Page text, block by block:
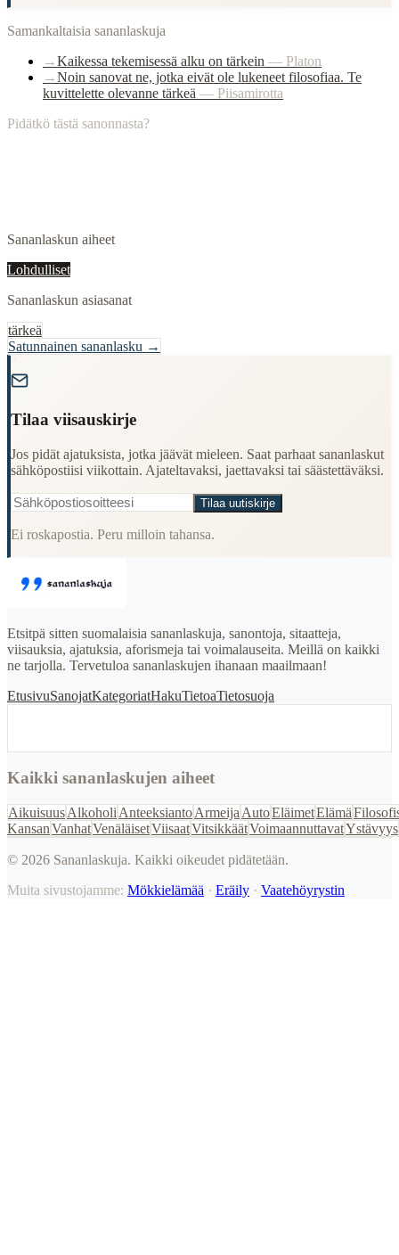
Samankaltaisia sananlaskuja
→Kaikessa tekemisessä alku on tärkein — Platon
→Noin sanovat ne, jotka eivät ole lukeneet filosofiaa. Te
kuvittelette olevanne tärkeä — Piisamirotta
Pidätkö tästä sanonnasta?
Sananlaskun aiheet
Lohdulliset
Sananlaskun asiasanat
tärkeä
Satunnainen sananlasku →
Tilaa viisauskirje
Jos pidät ajatuksista, jotka jäävät mieleen. Saat parhaat sananlaskut
sähköpostiisi viikottain. Ajateltavaksi, jaettavaksi tai säästettäväksi.
Tilaa uutiskirje
Ei roskapostia. Peru milloin tahansa.
Etsitpä sitten suomalaisia sananlaskuja, sanontoja, sitaatteja,
viisauksia, ajatuksia, aforismeja tai voimalauseita. Meillä on kaikki
ne tarjolla. Tervetuloa sananlaskujen ihanaan maailmaan!
EtusivuSanojatKategoriatHakuTietoaTietosuoja
Kaikki sananlaskujen aiheet
AikuisuusAlkoholi AnteeksiantoArmeija AutoEläimetElämä
KansanVanhatVenäläisetViisaatVitsikkäätVoimaannuttavatYstävyys
© 2026 Sananlaskuja. Kaikki oikeudet pidätetään.
Muita sivustojamme: Mökkielämää · Eräily · Vaatehöyrystin